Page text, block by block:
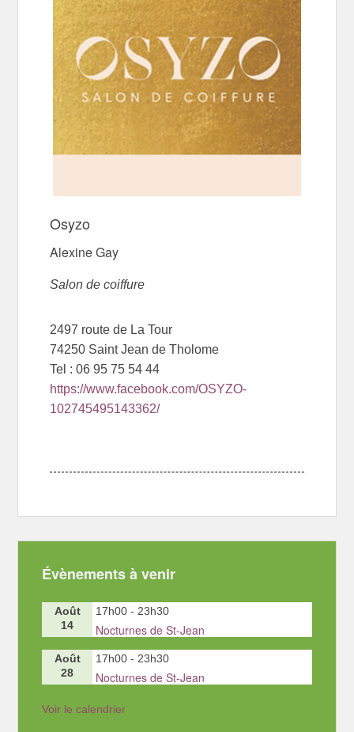
Osyzo
Alexine Gay
Salon de coiffure
2497 route de La Tour
74250 Saint Jean de Tholome
Tel :06 95 75 54 44
https://www.facebook.com/OSYZO-
102745495143362/
Évènements à venir
Août
14
17h00 - 23h30
Nocturnes de St-Jean
Août
28
17h00 - 23h30
Nocturnes de St-Jean
Voir le calendrier